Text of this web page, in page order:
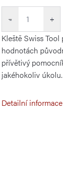
+
−
Kleště Swiss
hodnotách
přívětivý
jakéhokoliv
Detailní informace